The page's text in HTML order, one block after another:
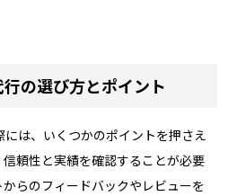
の選び方とポイント
は、いくつかのポイントを押さえ
頼性と実績を確認することが必要
らのフィードバックやレビューを